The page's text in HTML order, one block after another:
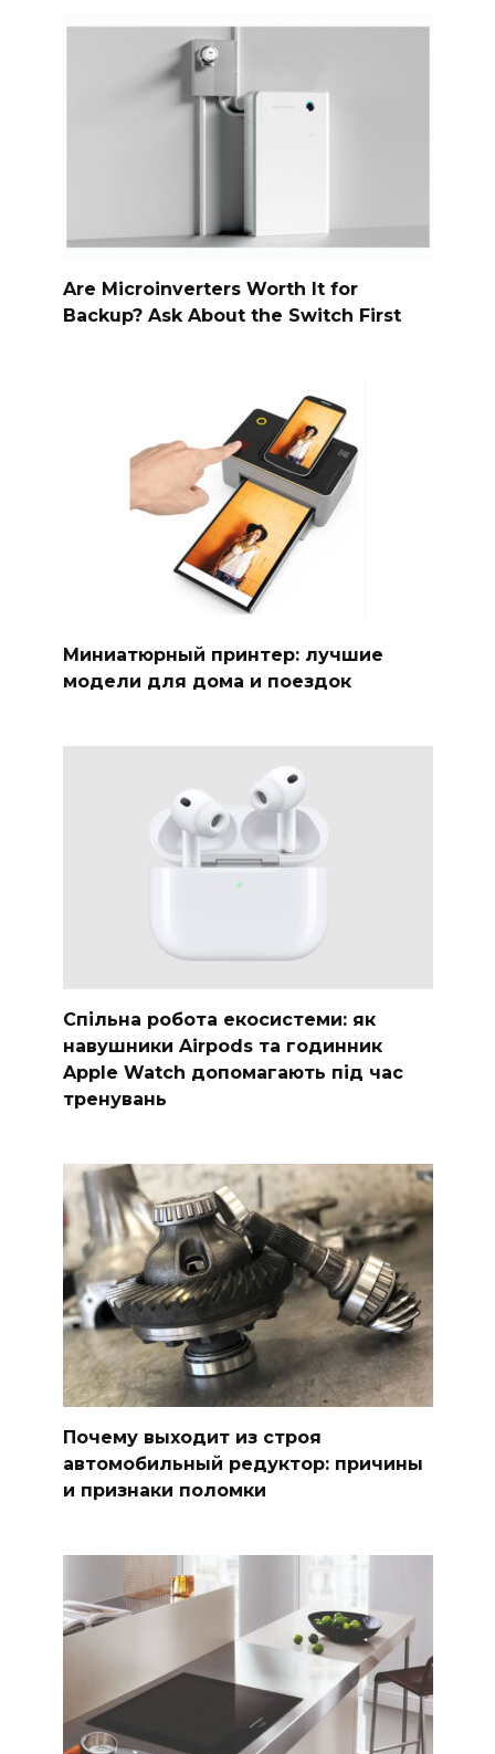
Are Microinverters Worth It for
Backup? Ask About the Switch First
Миниатюрный принтер: лучшие
модели для дома и поездок
Спільна робота екосистеми: як
навушники Airpods та годинник
Apple Watch допомагають під час
тренувань
Почему выходит из строя
автомобильный редуктор: причины
и признаки поломки